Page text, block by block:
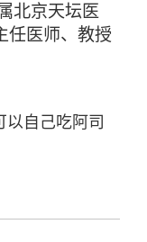
北京天坛医
任医师、教授
自己吃阿司